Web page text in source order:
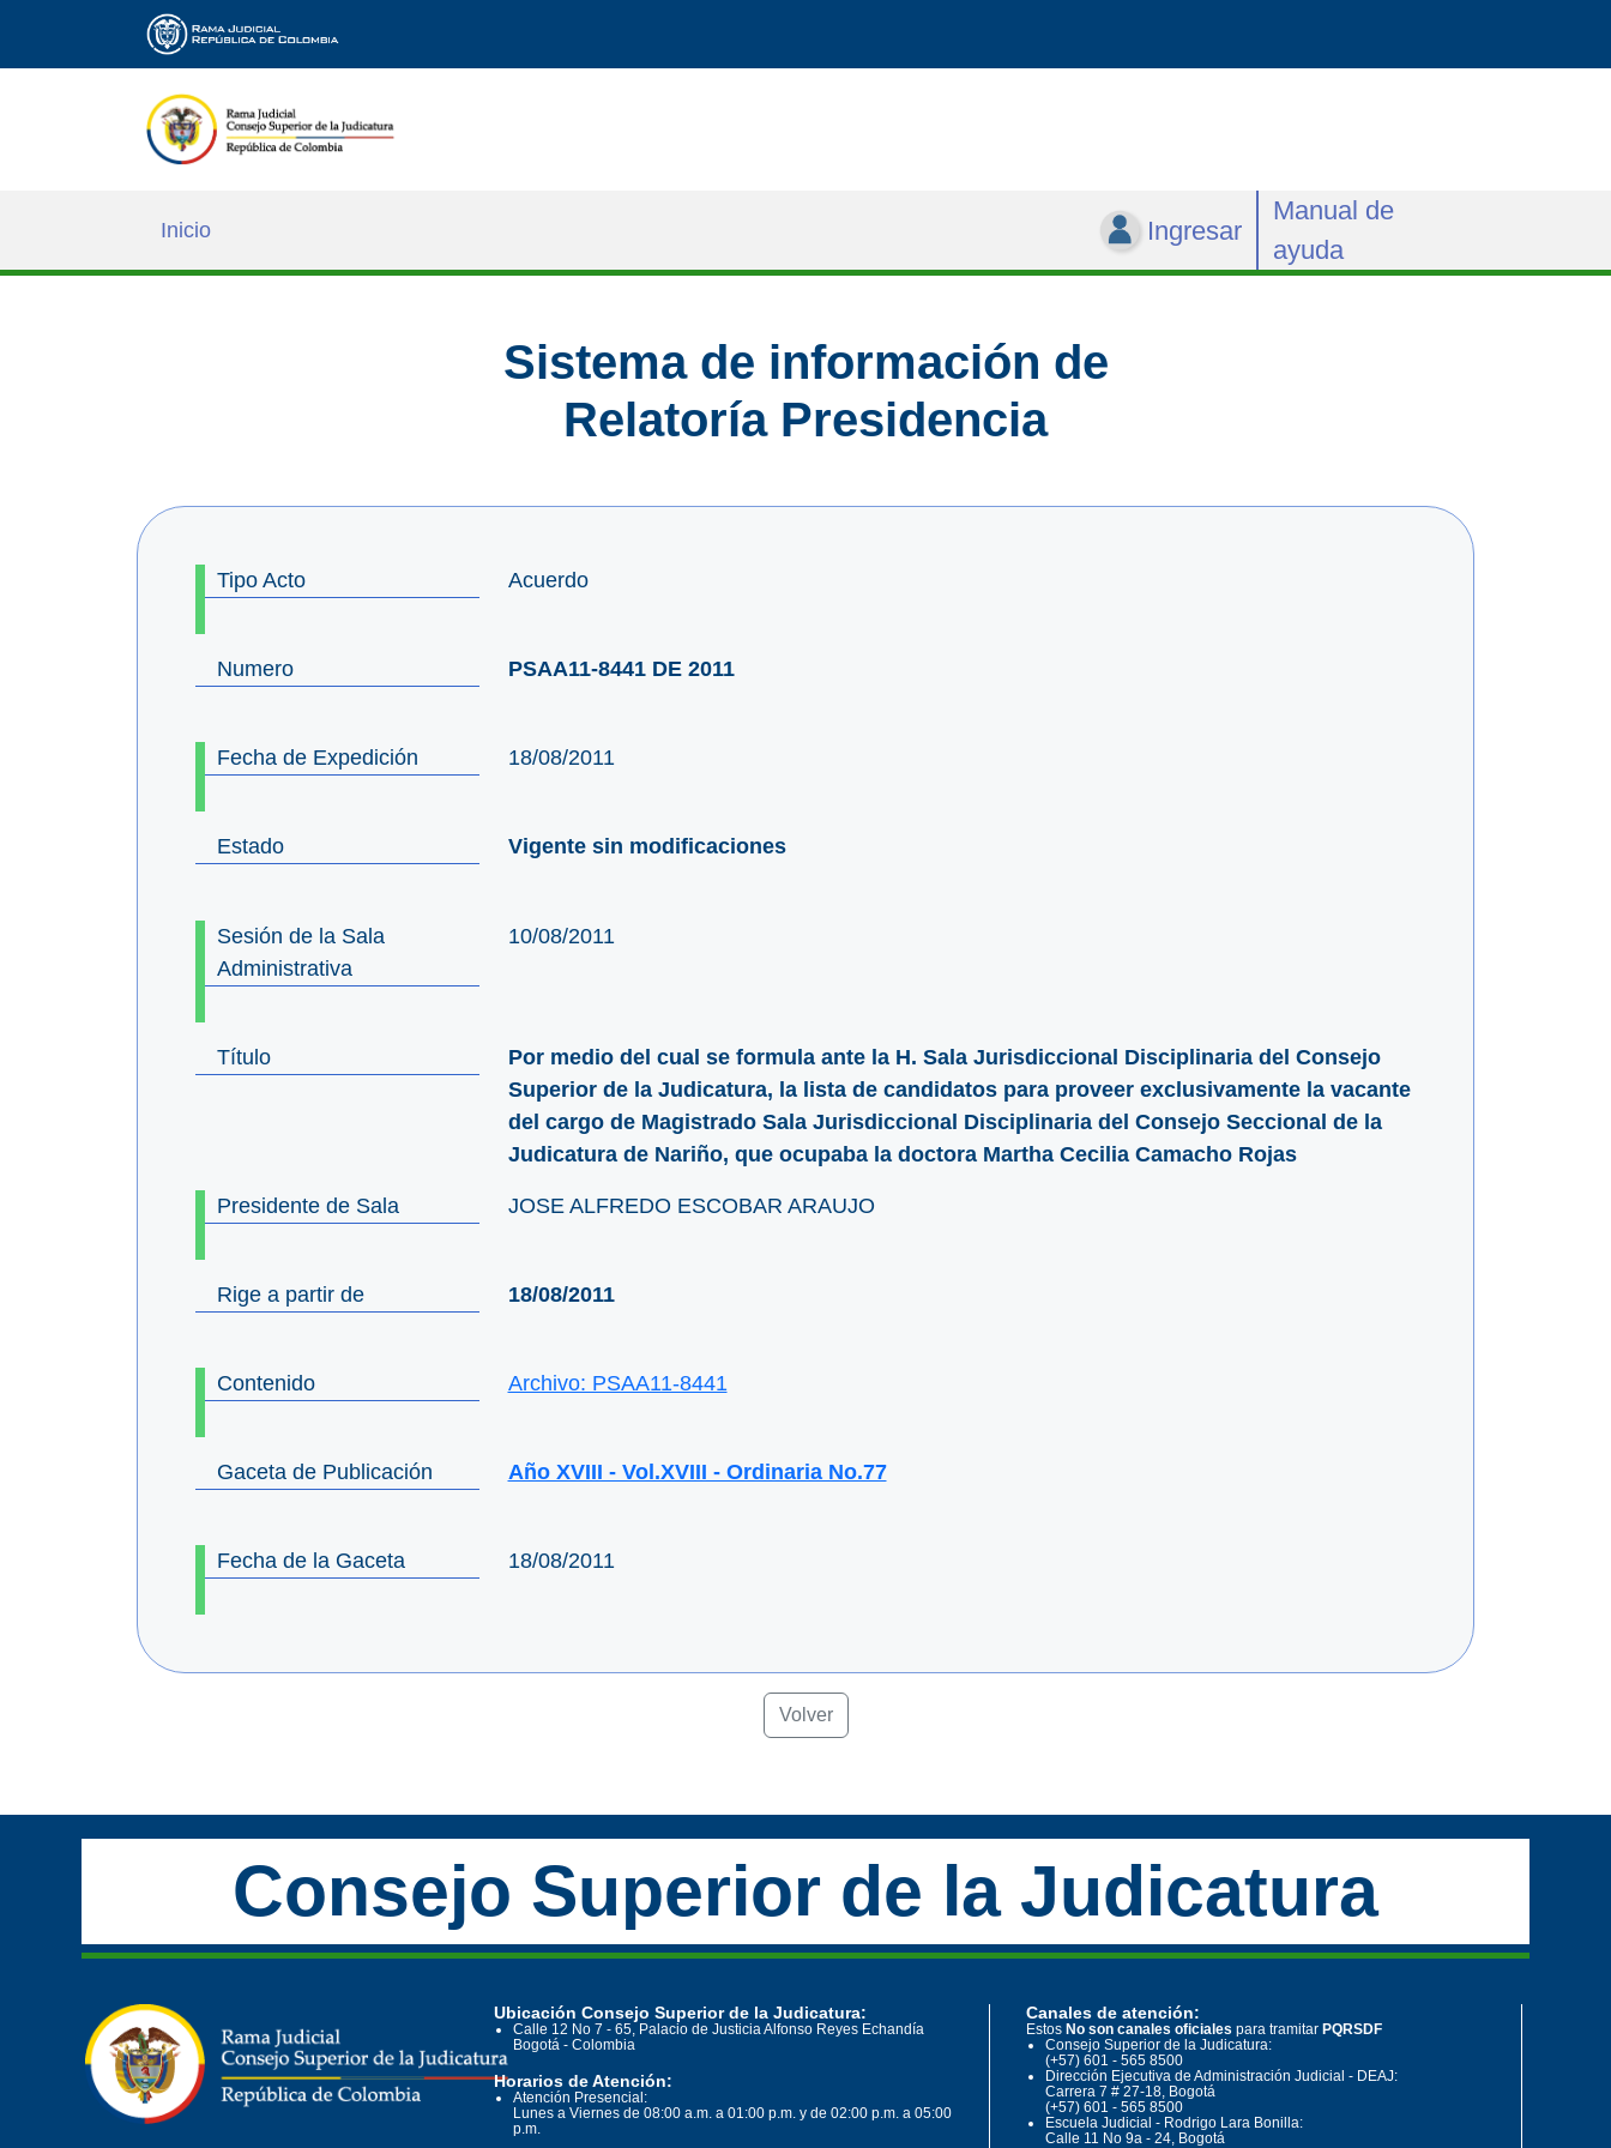
Inicio Ingresar
Manual de
ayuda
Sistema de información de
Relatoría Presidencia
Tipo Acto Acuerdo
Numero PSAA11-8441 DE 2011
Fecha de Expedición 18/08/2011
Estado Vigente sin modificaciones
Sesión de la Sala
Administrativa
10/08/2011
Título
Por medio del cual se formula ante la H. Sala Jurisdiccional Disciplinaria del Consejo
Superior de la Judicatura, la lista de candidatos para proveer exclusivamente la vacante
del cargo de Magistrado Sala Jurisdiccional Disciplinaria del Consejo Seccional de la
Judicatura de Nariño, que ocupaba la doctora Martha Cecilia Camacho Rojas
Presidente de Sala JOSE ALFREDO ESCOBAR ARAUJO
Rige a partir de 18/08/2011
Contenido Archivo: PSAA11-8441
Gaceta de Publicación Año XVIII - Vol.XVIII - Ordinaria No.77
Fecha de la Gaceta 18/08/2011
Volver
Consejo Superior de la Judicatura
Ubicación Consejo Superior de la Judicatura:
Calle 12 No 7 - 65, Palacio de Justicia Alfonso Reyes Echandía
Bogotá - Colombia
Horarios de Atención:
Atención Presencial:
Lunes a Viernes de 08:00 a.m. a 01:00 p.m. y de 02:00 p.m. a 05:00
p.m.
Canales de atención:
Estos No son canales oficiales para tramitar PQRSDF
Consejo Superior de la Judicatura:
(+57) 601 - 565 8500
Dirección Ejecutiva de Administración Judicial - DEAJ:
Carrera 7 # 27-18, Bogotá
(+57) 601 - 565 8500
Escuela Judicial - Rodrigo Lara Bonilla:
Calle 11 No 9a - 24, Bogotá